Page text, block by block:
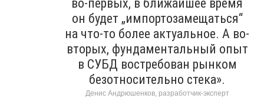
во-первых, в ближайшее время
он будет „импортозамещаться“
на что-то более актуальное. А во-
вторых, фундаментальный опыт
в СУБД востребован рынком
безотносительно стека».
Денис Андрюшенков, разработчик-эксперт